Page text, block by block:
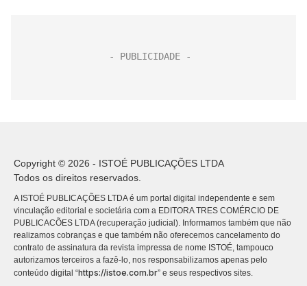
Copyright © 2026 - ISTOÉ PUBLICAÇÕES LTDA
Todos os direitos reservados.
A ISTOÉ PUBLICAÇÕES LTDA é um portal digital independente e sem
vinculação editorial e societária com a EDITORA TRES COMÉRCIO DE
PUBLICACÕES LTDA (recuperação judicial). Informamos também que não
realizamos cobranças e que também não oferecemos cancelamento do
contrato de assinatura da revista impressa de nome ISTOÉ, tampouco
autorizamos terceiros a fazê-lo, nos responsabilizamos apenas pelo
conteúdo digital “https://istoe.com.br” e seus respectivos sites.